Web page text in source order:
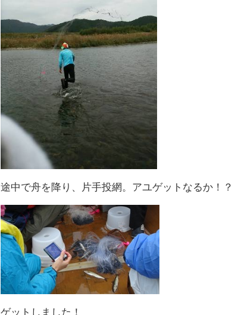
途中で舟を降り、片手投網。アユゲットなるか！？
ゲットしました！